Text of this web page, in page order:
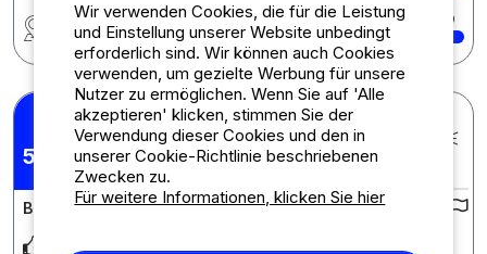
Region 10
5,29/10
Caroline H.
Veröffentlicht am 09.08.2026
pro Aufenthalt : 05/08/2026 -
06/08/2026
Bewertung des Campingplatzes :
Wir verwenden Cookies, die für die Leistung
und Einstellung unserer Website unbedingt
erforderlich sind. Wir können auch Cookies
verwenden, um gezielte Werbung für unsere
Nutzer zu ermöglichen. Wenn Sie auf 'Alle
akzeptieren' klicken, stimmen Sie der
Verwendung dieser Cookies und den in
unserer Cookie-Richtlinie beschriebenen
Zwecken zu.
Für weitere Informationen, klicken Sie hier